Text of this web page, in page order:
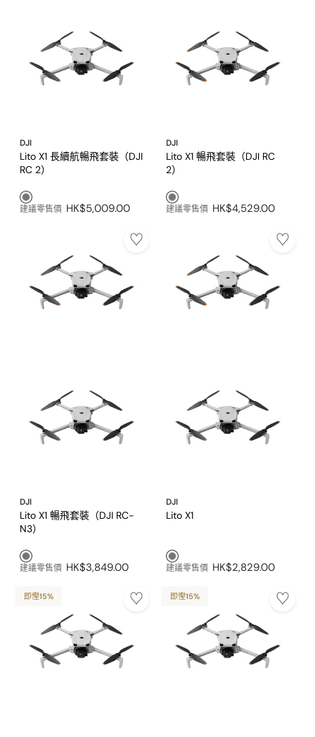
DJI
Lito X1 長續航暢飛套裝（DJI
RC 2）
灰色1
建議零售價 HK$5,009.00
DJI
Lito X1 暢飛套裝（DJI RC
2）
灰色1
建議零售價 HK$4,529.00
DJI
Lito X1 暢飛套裝（DJI RC-
N3）
灰色1
建議零售價 HK$3,849.00
DJI
Lito X1
灰色1
建議零售價 HK$2,829.00
即慳15% 即慳15%